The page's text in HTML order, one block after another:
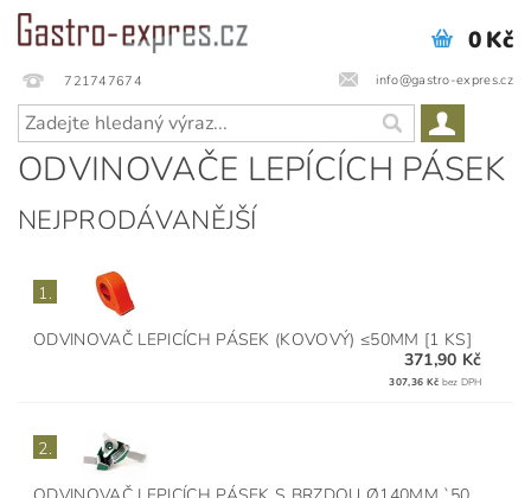
721747674 info@gastro-expres.cz
0 Kč
ODVINOVAČE LEPÍCÍCH PÁSEK
NEJPRODÁVANĚJŠÍ
1.
ODVINOVAČ LEPICÍCH PÁSEK (KOVOVÝ) ≤50MM [1 KS]
371,90 Kč
307,36 Kč bez DPH
2.